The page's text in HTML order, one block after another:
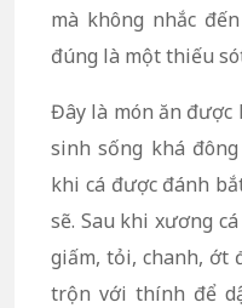
mà không nhắc đến
đúng là một thiếu
Đây là món ăn được
sinh sống khá
khi cá được đánh
sẽ. Sau khi xương
giấm, tỏi, chanh, ớt
trộn với thính để